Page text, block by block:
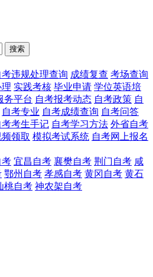
搜索
考违规处理查询 成绩复查 考场查询
实践考核 毕业申请 学位英语培
务平台 自考报考动态 自考政策 自
自考专业 自考成绩查询 自考问答
考考生手记 自考学习方法 外省自考
领取 模拟考试系统 自考网上报名
考 宜昌自考 襄樊自考 荆门自考 咸
鄂州自考 孝感自考 黄冈自考 黄石
桃自考 神农架自考